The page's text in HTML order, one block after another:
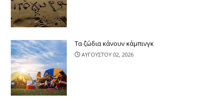
Τα ζώδια κάνουν κάμπινγκ
ΑΥΓΟΥΣΤΟΥ 02, 2026